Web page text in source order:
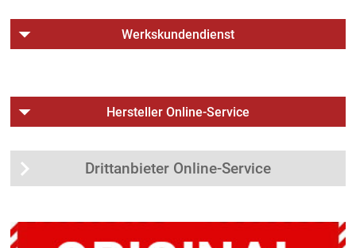
Werkskundendienst
Hersteller Online-Service
Drittanbieter Online-Service